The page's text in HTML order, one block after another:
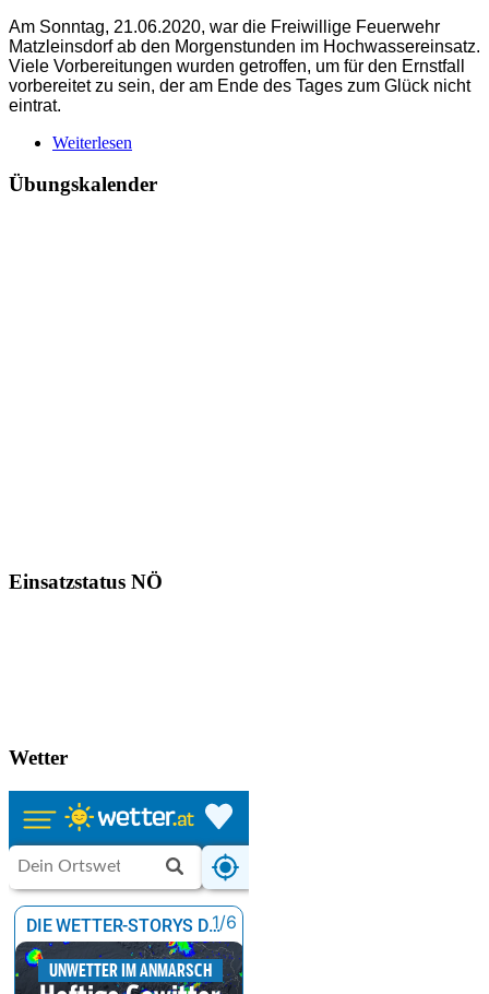
Am Sonntag, 21.06.2020, war die Freiwillige Feuerwehr
Matzleinsdorf ab den Morgenstunden im Hochwassereinsatz.
Viele Vorbereitungen wurden getroffen, um für den Ernstfall
vorbereitet zu sein, der am Ende des Tages zum Glück nicht
eintrat.
Weiterlesen
Übungskalender
Einsatzstatus NÖ
Wetter